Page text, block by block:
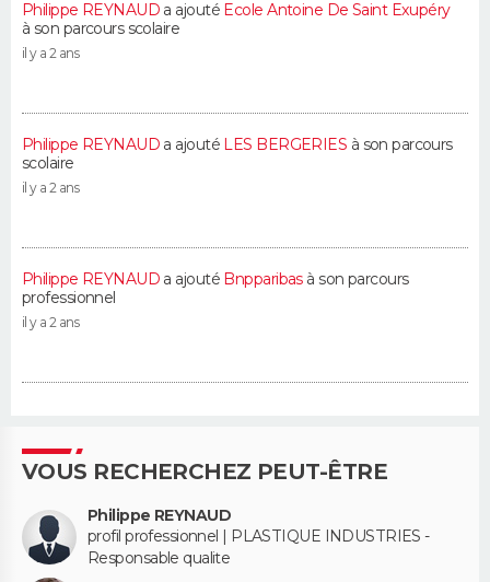
Philippe REYNAUD a ajouté Ecole Antoine De Saint Exupéry
à son parcours scolaire
il y a 2 ans
Philippe REYNAUD a ajouté LES BERGERIES à son parcours
scolaire
il y a 2 ans
Philippe REYNAUD a ajouté Bnpparibasà son parcours
professionnel
il y a 2 ans
VOUS RECHERCHEZ PEUT-ÊTRE
Philippe REYNAUD
profil professionnel | PLASTIQUE INDUSTRIES -
Responsable qualite